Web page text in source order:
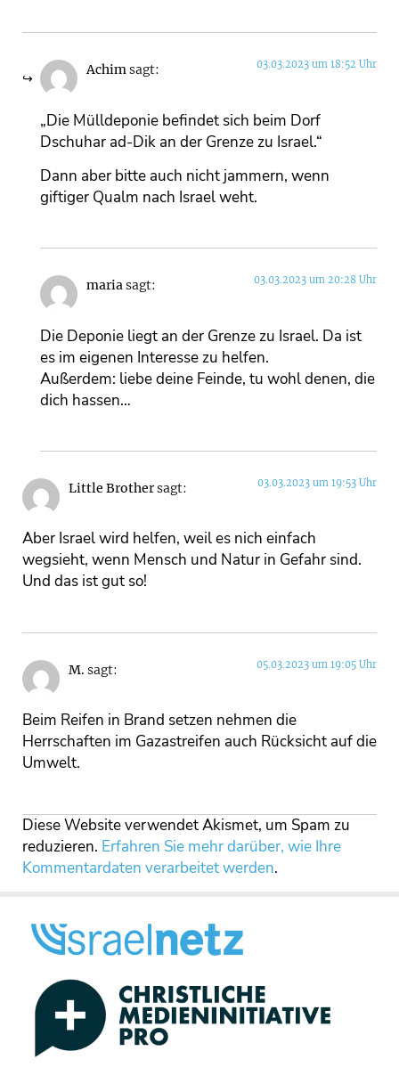
Achimsagt: 03.03.2023 um 18:52 Uhr
„Die Mülldeponie befindet sich beim Dorf
Dschuhar ad-Dik an der Grenze zu Israel.“
Dann aber bitte auch nicht jammern, wenn
giftiger Qualm nach Israel weht.
mariasagt: 03.03.2023 um 20:28 Uhr
Die Deponie liegt an der Grenze zu Israel. Da ist
es im eigenen Interesse zu helfen.
Außerdem: liebe deine Feinde, tu wohl denen, die
dich hassen…
Little Brothersagt: 03.03.2023 um 19:53 Uhr
Aber Israel wird helfen, weil es nich einfach
wegsieht, wenn Mensch und Natur in Gefahr sind.
Und das ist gut so!
M. sagt: 05.03.2023 um 19:05 Uhr
Beim Reifen in Brand setzen nehmen die
Herrschaften im Gazastreifen auch Rücksicht auf die
Umwelt.
Diese Website verwendet Akismet, um Spam zu
reduzieren. Erfahren Sie mehr darüber, wie Ihre
Kommentardaten verarbeitet werden.